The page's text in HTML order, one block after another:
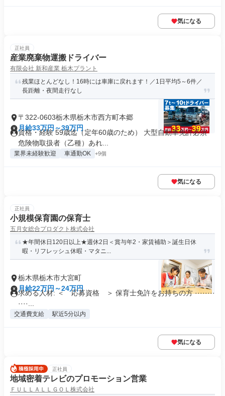
気になる
正社員
産業廃棄物運搬ドライバー
有限会社 新和産業 栃木プラント
残業ほとんどなし！16時には車庫に戻れます！／1日平均5～6件／
長距離・夜間走行なし
〒322-0603栃木県栃木市西方町本郷
月給33万円～39万円
資格・経験 59歳迄（定年60歳のため） 大型自動車免許必須
危険物取扱者（乙種）あれ...
業界未経験歓迎 車通勤OK +9個
気になる
正社員
小規模保育園の保育士
五月女総合プロダクト株式会社
★年間休日120日以上★週休2日＜賞与年2・家賃補助＞誕生日休
暇・リフレッシュ休暇・マタニ...
栃木県栃木市大宮町
月給22万円～24万円
求める人材: ＜ 応募資格 ＞ 保育士免許をお持ちの方 ········
····...
交通費支給 駅近5分以内
気になる
正社員
地域密着テレビのプロモーション営業
ＦＵＬＬＡＬＬＧＯＬ株式会社